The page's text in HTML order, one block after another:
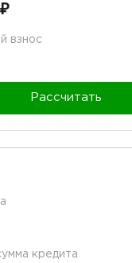
взнос
Рассчитать
кредита